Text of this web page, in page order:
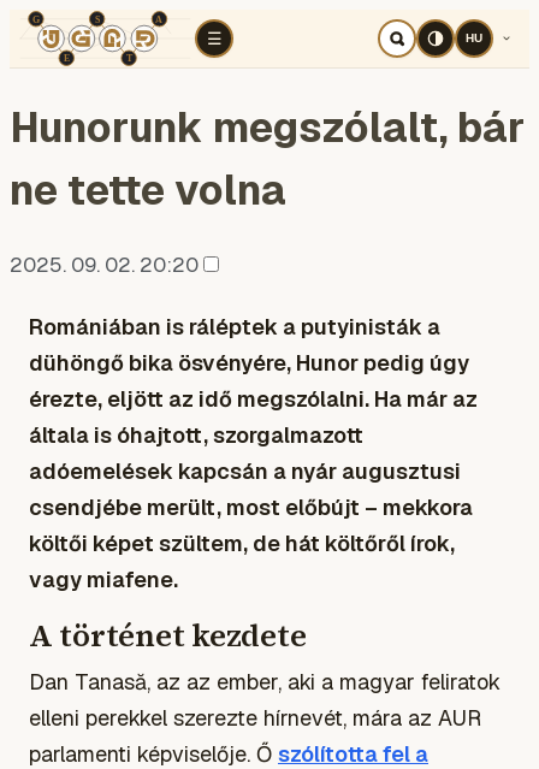
☰
TÉR KOGNITÍV HÁBORÚ
HU
Hunorunk megszólalt, bár
ne tette volna
2025. 09. 02. 20:20
Romániában is ráléptek a putyinisták a
dühöngő bika ösvényére, Hunor pedig úgy
érezte, eljött az idő megszólalni. Ha már az
általa is óhajtott, szorgalmazott
adóemelések kapcsán a nyár augusztusi
csendjébe merült, most előbújt – mekkora
költői képet szültem, de hát költőről írok,
vagy miafene.
A történet kezdete
Dan Tanasă, az az ember, aki a magyar feliratok
elleni perekkel szerezte hírnevét, mára az AUR
parlamenti képviselője. Ő szólította fel a